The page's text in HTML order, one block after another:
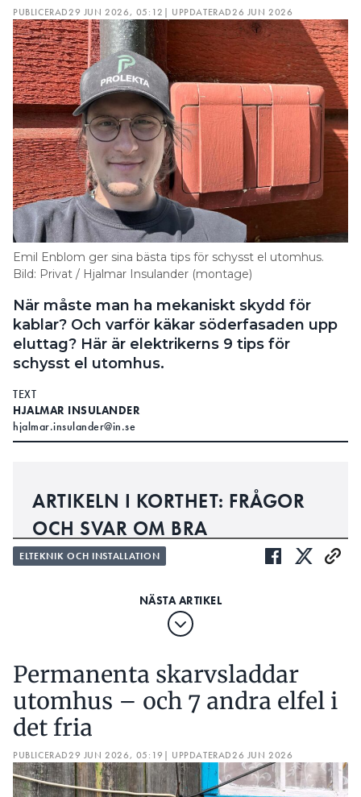
PUBLICERAD29 JUN 2026, 05:12 | UPPDATERAD26 JUN 2026
Emil Enblom ger sina bästa tips för schysst el utomhus.
Bild: Privat / Hjalmar Insulander (montage)
När måste man ha mekaniskt skydd för
kablar? Och varför käkar söderfasaden upp
eluttag? Här är elektrikerns 9 tips för
schysst el utomhus.
TEXT
HJALMAR INSULANDER
hjalmar.insulander@in.se
ARTIKELN I KORTHET: FRÅGOR
OCH SVAR OM BRA
INSTALLATIONER UTOMHUS
1. I VILKET VÄDERSTRECK ÄR MATERIAL MEST
2. I VILKA ANDRA DELAR AV VILLANS UTEMILJÖ
3. VILKEN HÖJD SKA STRÖMBRYTARE, DOSOR
OCH UTTAG SITTA PÅ UTOMHUS?
4. NÄR RÄCKER INTE IP44 UTOMHUS?
5. SKA KABEL GÅ IN OVANIFRÅN ELLER
UNDERIFRÅN I APPARATERNA?
ELTEKNIK OCH INSTALLATION
Permanenta skarvsladdar
utomhus – och 7 andra elfel i
det fria
PUBLICERAD29 JUN 2026, 05:19 | UPPDATERAD26 JUN 2026